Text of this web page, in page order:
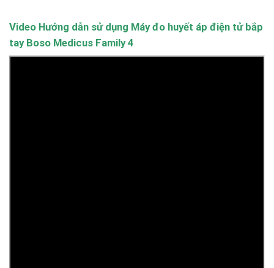
Video Hướng dẫn sử dụng Máy đo huyết áp điện tử bắp
tay Boso Medicus Family 4